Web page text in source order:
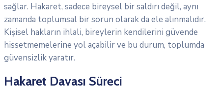
sağlar. Hakaret, sadece bireysel bir saldırı değil, aynı
zamanda toplumsal bir sorun olarak da ele alınmalıdır.
Kişisel hakların ihlali, bireylerin kendilerini güvende
hissetmemelerine yol açabilir ve bu durum, toplumda
güvensizlik yaratır.
Hakaret Davası Süreci